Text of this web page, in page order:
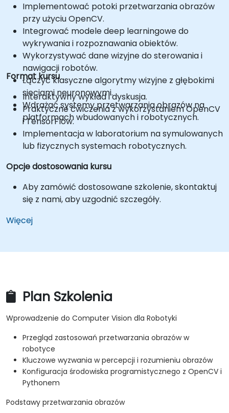
Implementować potoki przetwarzania obrazów
przy użyciu OpenCV.
Integrować modele deep learningowe do
wykrywania i rozpoznawania obiektów.
Wykorzystywać dane wizyjne do sterowania i
nawigacji robotów.
Łączyć klasyczne algorytmy wizyjne z głębokimi
sieciami neuronowymi.
Wdrażać systemy przetwarzania obrazów na
platformach wbudowanych i robotycznych.
Format kursu
Interaktywny wykład i dyskusja.
Praktyczne ćwiczenia z wykorzystaniem OpenCV
i TensorFlow.
Implementacja w laboratorium na symulowanych
lub fizycznych systemach robotycznych.
Opcje dostosowania kursu
Aby zamówić dostosowane szkolenie, skontaktuj
się z nami, aby uzgodnić szczegóły.
Więcej
Plan Szkolenia
Wprowadzenie do Computer Vision dla Robotyki
Przegląd zastosowań przetwarzania obrazów w
robotyce
Kluczowe wyzwania w percepcji i rozumieniu obrazów
Konfiguracja środowiska programistycznego z OpenCV i
Pythonem
Podstawy przetwarzania obrazów